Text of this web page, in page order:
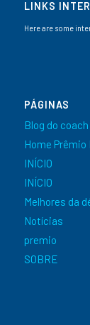
LINKS
Here are some
PÁGINAS
Blog do coach
Home
INÍCIO
INÍCIO
Melhores da
Notícias
premio
SOBRE